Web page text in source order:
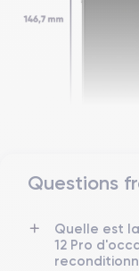
Date de sortie
23/10/2020
Questions
Quelle est
12 Pro